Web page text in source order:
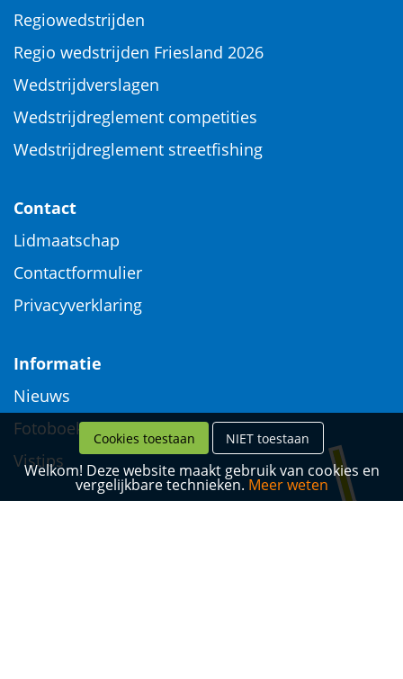
Regiowedstrijden
Regio wedstrijden Friesland 2026
Wedstrijdverslagen
Wedstrijdreglement competities
Wedstrijdreglement streetfishing
Contact
Lidmaatschap
Contactformulier
Privacyverklaring
Informatie
Nieuws
Fotoboek
Vistips
Cookies toestaan NIET toestaan
Welkom! Deze website maakt gebruik van cookies en
vergelijkbare technieken. Meer weten